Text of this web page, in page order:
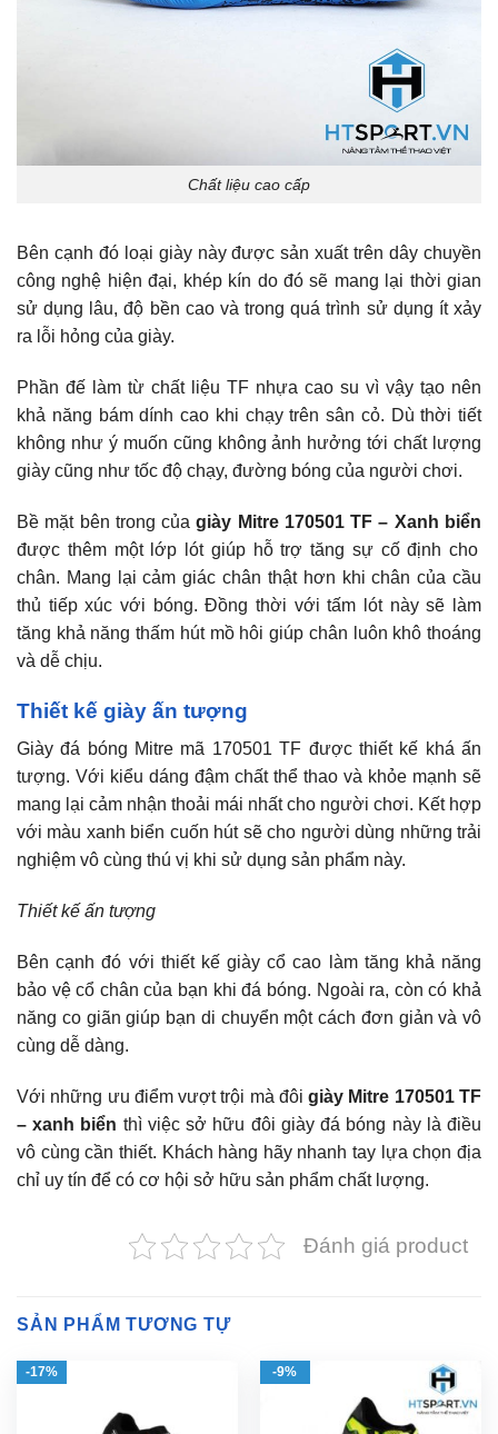
Chất liệu cao cấp
Bên cạnh đó loại giày này được sản xuất trên dây chuyền
công nghệ hiện đại, khép kín do đó sẽ mang lại thời gian
sử dụng lâu, độ bền cao và trong quá trình sử dụng ít xảy
ra lỗi hỏng của giày.
Phần đế làm từ chất liệu TF nhựa cao su vì vậy tạo nên
khả năng bám dính cao khi chạy trên sân cỏ. Dù thời tiết
không như ý muốn cũng không ảnh hưởng tới chất lượng
giày cũng như tốc độ chạy, đường bóng của người chơi.
Bề mặt bên trong củagiày Mitre 170501 TF – Xanh biển
được thêm một lớp lót giúp hỗ trợ tăng sự cố định cho
chân. Mang lại cảm giác chân thật hơn khi chân của cầu
thủ tiếp xúc với bóng. Đồng thời với tấm lót này sẽ làm
tăng khả năng thấm hút mồ hôi giúp chân luôn khô thoáng
và dễ chịu.
Thiết kế giày ấn tượng
Giày đá bóng Mitre mã 170501 TF được thiết kế khá ấn
tượng. Với kiểu dáng đậm chất thể thao và khỏe mạnh sẽ
mang lại cảm nhận thoải mái nhất cho người chơi. Kết hợp
với màu xanh biển cuốn hút sẽ cho người dùng những trải
nghiệm vô cùng thú vị khi sử dụng sản phẩm này.
Thiết kế ấn tượng
Bên cạnh đó với thiết kế giày cổ cao làm tăng khả năng
bảo vệ cổ chân của bạn khi đá bóng. Ngoài ra, còn có khả
năng co giãn giúp bạn di chuyển một cách đơn giản và vô
cùng dễ dàng.
Với những ưu điểm vượt trội mà đôi giày Mitre 170501 TF
– xanh biển thì việc sở hữu đôi giày đá bóng này là điều
vô cùng cần thiết. Khách hàng hãy nhanh tay lựa chọn địa
chỉ uy tín để có cơ hội sở hữu sản phẩm chất lượng.
Đánh giá product
SẢN PHẨM TƯƠNG TỰ
-17% -9%